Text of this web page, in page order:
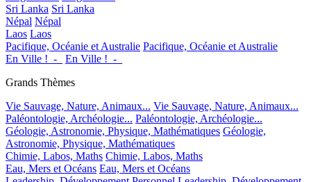
Sri Lanka Sri Lanka
Népal Népal
Laos Laos
Pacifique, Océanie et Australie Pacifique, Océanie et Australie
En Ville !_-_
En Ville !_-_
Grands Thèmes
Vie Sauvage, Nature, Animaux... Vie Sauvage, Nature, Animaux...
Paléontologie, Archéologie... Paléontologie, Archéologie...
Géologie, Astronomie, Physique, Mathématiques Géologie,
Astronomie, Physique, Mathématiques
Chimie, Labos, Maths Chimie, Labos, Maths
Eau, Mers et Océans Eau, Mers et Océans